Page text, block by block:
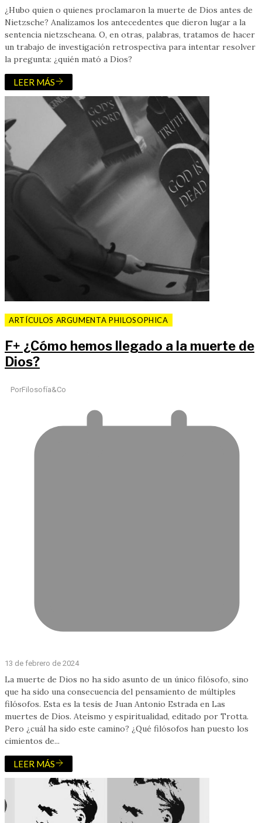
¿Hubo quien o quienes proclamaron la muerte de Dios antes de
Nietzsche? Analizamos los antecedentes que dieron lugar a la
sentencia nietzscheana. O, en otras, palabras, tratamos de hacer
un trabajo de investigación retrospectiva para intentar resolver
la pregunta: ¿quién mató a Dios?
LEER MÁS
ARTÍCULOS ARGUMENTA PHILOSOPHICA
F+ ¿Cómo hemos llegado a la muerte de
Dios?
PorFilosofía&Co
13 de febrero de 2024
La muerte de Dios no ha sido asunto de un único filósofo, sino
que ha sido una consecuencia del pensamiento de múltiples
filósofos. Esta es la tesis de Juan Antonio Estrada en Las
muertes de Dios. Ateísmo y espiritualidad, editado por Trotta.
Pero ¿cuál ha sido este camino? ¿Qué filósofos han puesto los
cimientos de...
LEER MÁS